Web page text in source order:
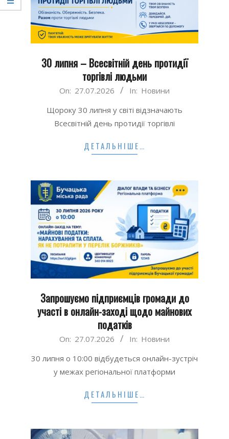
30 липня – Всесвітній день протидії
торгівлі людьми
On: 27.07.2026 In: Новини
Щороку 30 липня у світі відзначають
Всесвітній день протидії торгівлі
ДЕТАЛЬНІШЕ…
Запрошуємо підприємців громади до
участі в онлайн-заході щодо майнових
податків
27
On: 27.07.2026 In: Новини
30 липня о 10:00 відбудеться онлайн-зустріч
у межах регіональної платформи
ДЕТАЛЬНІШЕ…